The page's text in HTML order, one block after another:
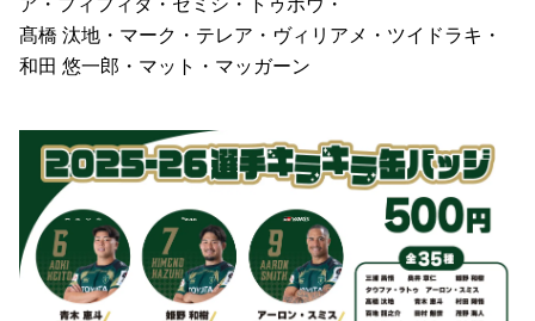
髙橋 汰地・マーク・テレア・ヴィリアメ・ツイドラキ・
和田 悠一郎・マット・マッガーン